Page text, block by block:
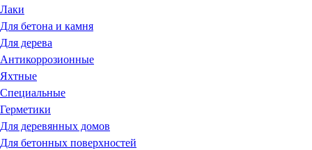
Лаки
Для бетона и камня
Для дерева
Антикоррозионные
Яхтные
Специальные
Герметики
Для деревянных домов
Для бетонных поверхностей